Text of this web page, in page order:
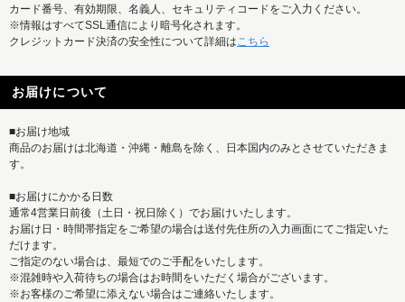
カード番号、有効期限、名義人、セキュリティコードをご入力ください。
※情報はすべてSSL通信により暗号化されます。
クレジットカード決済の安全性について詳細は こちら
お届けについて
■お届け地域
商品のお届けは北海道・沖縄・離島を除く、日本国内のみとさせていただきま
す。
■お届けにかかる日数
通常4営業日前後（土日・祝日除く）でお届けいたします。
お届け日・時間帯指定をご希望の場合は送付先住所の入力画面にてご指定いた
だけます。
ご指定のない場合は、最短でのご手配をいたします。
※混雑時や入荷待ちの場合はお時間をいただく場合がございます。
※お客様のご希望に添えない場合はご連絡いたします。